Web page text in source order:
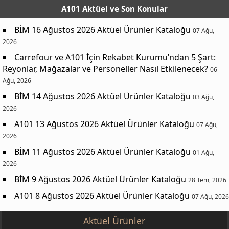
A101 Aktüel ve Son Konular
BİM 16 Ağustos 2026 Aktüel Ürünler Kataloğu 07 Ağu,
2026
Carrefour ve A101 İçin Rekabet Kurumu’ndan 5 Şart:
Reyonlar, Mağazalar ve Personeller Nasıl Etkilenecek? 06
Ağu, 2026
BİM 14 Ağustos 2026 Aktüel Ürünler Kataloğu 03 Ağu,
2026
A101 13 Ağustos 2026 Aktüel Ürünler Kataloğu 07 Ağu,
2026
BİM 11 Ağustos 2026 Aktüel Ürünler Kataloğu 01 Ağu,
2026
BİM 9 Ağustos 2026 Aktüel Ürünler Kataloğu 28 Tem, 2026
A101 8 Ağustos 2026 Aktüel Ürünler Kataloğu 07 Ağu, 2026
Aktüel Ürünler